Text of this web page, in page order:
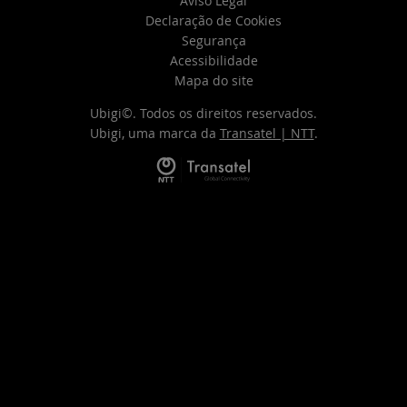
Declaração de Cookies
Segurança
Acessibilidade
Mapa do site
Ubigi©. Todos os direitos reservados.
Ubigi, uma marca da Transatel | NTT.